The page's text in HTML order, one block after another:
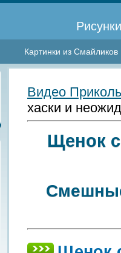
Картинки из Смайликов
Видео
хаски и
Щенок